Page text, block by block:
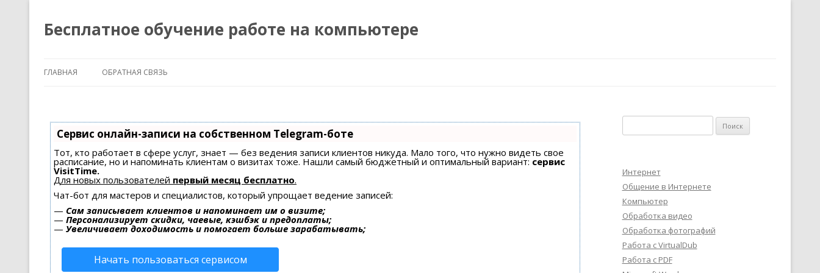
Бесплатное обучение работе на компьютере
ГЛАВНАЯ ОБРАТНАЯ СВЯЗЬ
Сервис онлайн-записи на собственном Telegram-боте
Тот, кто работает в сфере услуг, знает — без ведения записи клиентов никуда. Мало того, что нужно видеть свое
расписание, но и напоминать клиентам о визитах тоже. Нашли самый бюджетный и оптимальный вариант: сервис
VisitTime.
Для новых пользователей первый месяц бесплатно.
Чат-бот для мастеров и специалистов, который упрощает ведение записей:
— Сам записывает клиентов и напоминает им о визите;
— Персонализирует скидки, чаевые, кэшбэк и предоплаты;
— Увеличивает доходимость и помогает больше зарабатывать;
Начать пользоваться сервисом
Интернет
Общение в Интернете
Компьютер
Обработка видео
Обработка фотографий
Работа с VirtualDub
Работа с PDF